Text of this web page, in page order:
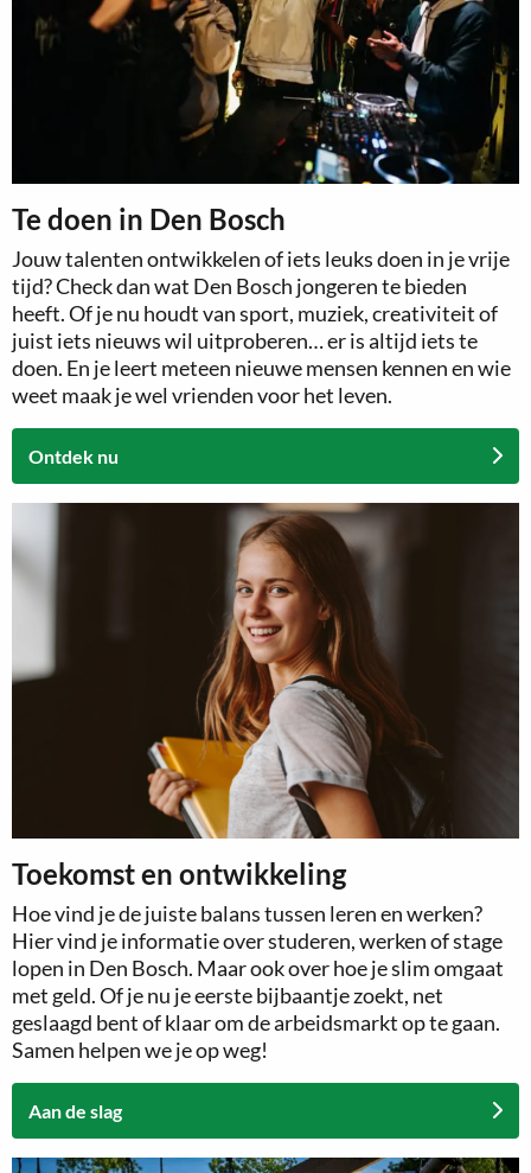
Te doen in Den Bosch
Jouw talenten ontwikkelen of iets leuks doen in je vrije
tijd? Check dan wat Den Bosch jongeren te bieden
heeft. Of je nu houdt van sport, muziek, creativiteit of
juist iets nieuws wil uitproberen… er is altijd iets te
doen. En je leert meteen nieuwe mensen kennen en wie
weet maak je wel vrienden voor het leven.
Ontdek nu
Toekomst en ontwikkeling
Hoe vind je de juiste balans tussen leren en werken?
Hier vind je informatie over studeren, werken of stage
lopen in Den Bosch. Maar ook over hoe je slim omgaat
met geld. Of je nu je eerste bijbaantje zoekt, net
geslaagd bent of klaar om de arbeidsmarkt op te gaan.
Samen helpen we je op weg!
Aan de slag